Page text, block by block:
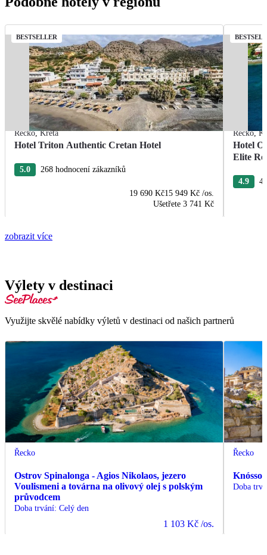
BESTSELLER
Řecko,Kréta
Hotel Triton Authentic Cretan Hotel
5.0 268 hodnocení zákazníků
19 690 Kč15 949 Kč /os.
Ušetřete 3 741 Kč
Řecko,
Hotel
Elite
4.9
zobrazit více
Výlety v destinaci
Využijte skvělé nabídky výletů v destinaci od našich partnerů
Řecko
Ostrov Spinalonga - Agios Nikolaos, jezero
Voulismeni a továrna na olivový olej s polským
průvodcem
Doba trvání: Celý den
1 103 Kč /os.
Řecko
Doba